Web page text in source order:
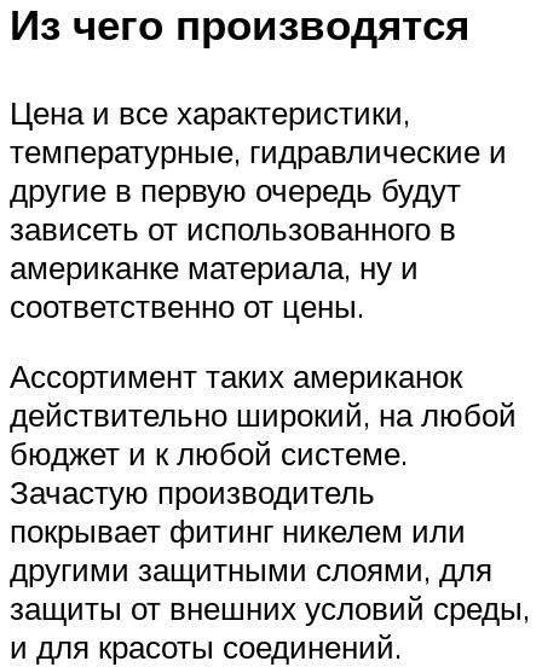
Из чего производятся
Цена и все характеристики,
температурные, гидравлические и
другие в первую очередь будут
зависеть от использованного в
американке материала, ну и
соответственно от цены.
Ассортимент таких американок
действительно широкий, на любой
бюджет и к любой системе.
Зачастую производитель
покрывает фитинг никелем или
другими защитными слоями, для
защиты от внешних условий среды,
и для красоты соединений.